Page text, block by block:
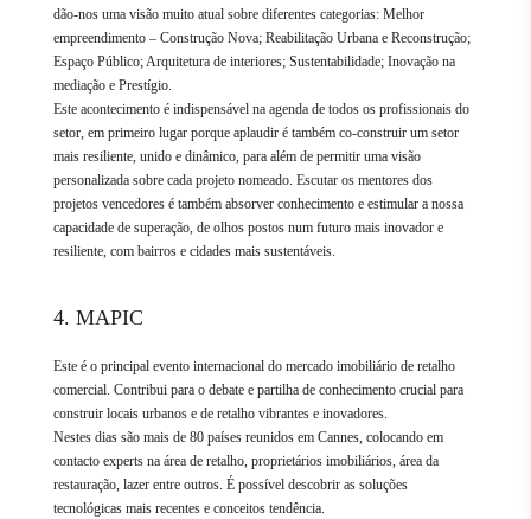
dão-nos uma visão muito atual sobre diferentes categorias: Melhor
empreendimento – Construção Nova; Reabilitação Urbana e Reconstrução;
Espaço Público; Arquitetura de interiores; Sustentabilidade; Inovação na
mediação e Prestígio.
Este acontecimento é indispensável na agenda de todos os profissionais do
setor, em primeiro lugar porque aplaudir é também co-construir um setor
mais resiliente, unido e dinâmico, para além de permitir uma visão
personalizada sobre cada projeto nomeado. Escutar os mentores dos
projetos vencedores é também absorver conhecimento e estimular a nossa
capacidade de superação, de olhos postos num futuro mais inovador e
resiliente, com bairros e cidades mais sustentáveis.
4. MAPIC
Este é o principal evento internacional do mercado imobiliário de retalho
comercial. Contribui para o debate e partilha de conhecimento crucial para
construir locais urbanos e de retalho vibrantes e inovadores.
Nestes dias são mais de 80 países reunidos em Cannes, colocando em
contacto experts na área de retalho, proprietários imobiliários, área da
restauração, lazer entre outros. É possível descobrir as soluções
tecnológicas mais recentes e conceitos tendência.